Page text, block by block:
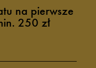
na pierwsze
250 zł